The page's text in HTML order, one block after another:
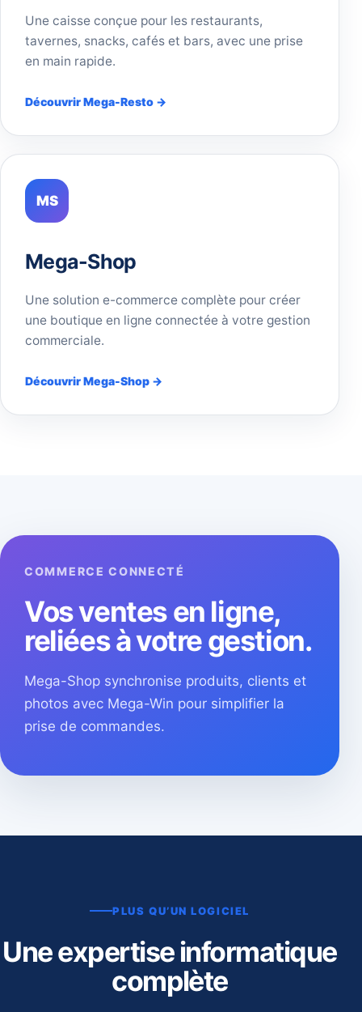
Une caisse conçue pour les restaurants,
tavernes, snacks, cafés et bars, avec une prise
en main rapide.
Découvrir Mega-Resto →
MS
Mega-Shop
Une solution e-commerce complète pour créer
une boutique en ligne connectée à votre gestion
commerciale.
Découvrir Mega-Shop →
COMMERCE CONNECTÉ
Vos ventes en ligne,
reliées à votre gestion.
Mega-Shop synchronise produits, clients et
photos avec Mega-Win pour simplifier la
prise de commandes.
PLUS QU’UN LOGICIEL
Une expertise informatique
complète